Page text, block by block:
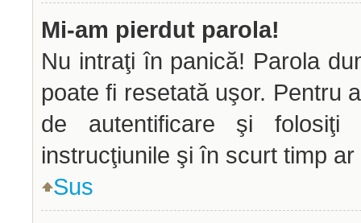
Mi-am pierdut parola!
Nu intraţi în panică! Parola
poate fi resetată uşor. Pentru
de autentificare şi
instrucţiunile şi în scurt timp
Sus